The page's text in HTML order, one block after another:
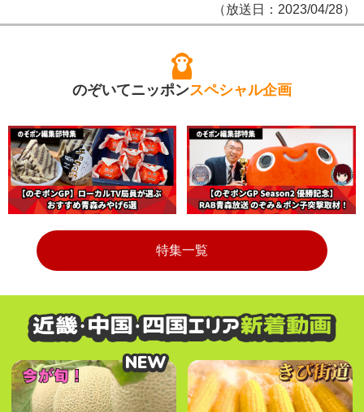
（放送日：2023/04/28）
のぞいてニッポンスペシャル企画
特集一覧
NEW
NEW